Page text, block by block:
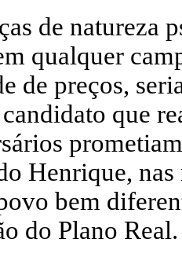
de natureza
qualquer
de preços,
que
Henrique,
bem
do Plano Real.